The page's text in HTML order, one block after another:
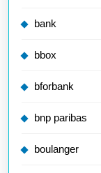
bank
bbox
bforbank
bnp paribas
boulanger